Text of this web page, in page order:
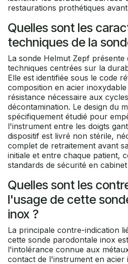
restaurations prothétiques
Quelles sont les
techniques de la
La sonde Helmut Zepf présente
techniques centrées sur la
Elle est identifiée sous le code
composition en acier
résistance nécessaire aux
décontamination. Le design du
spécifiquement étudié pour
l'instrument entre les doigts
dispositif est livré non stérile,
complet de retraitement avant
initiale et entre chaque patient,
standards de sécurité en
Quelles sont les
l'usage de cette
inox ?
La principale contre-indication
cette sonde parodontale inox
l'intolérance connue aux
contact de l'instrument en acier